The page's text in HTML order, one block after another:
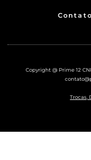
Contato
Copyright @ Prime 12
Trocas,